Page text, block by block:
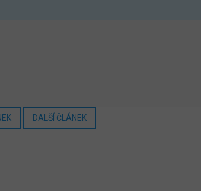
DALŠÍ ČLÁNEK